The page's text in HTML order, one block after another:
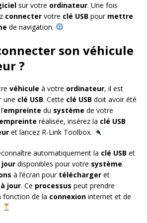
sur votre ordinateur. Une fois
connecter votre clé USB pour mettre
de navigation.
son véhicule
?
véhicule à votre ordinateur, il est
une clé USB. Cette clé USB doit avoir été
empreinte du système de votre
empreinte réalisée, insérez la clé USB
et lancez R-Link Toolbox.
automatiquement la clé USB et
jour disponibles pour votre système.
à l’écran pour télécharger et
jour. Ce processus peut prendre
fonction de la connexion internet et de